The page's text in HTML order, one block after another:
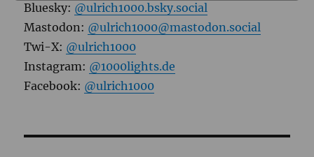
Bluesky: @ulrich1000.bsky.social
Mastodon: @ulrich1000@mastodon.social
Twi-X: @ulrich1000
Instagram: @1000lights.de
Facebook: @ulrich1000